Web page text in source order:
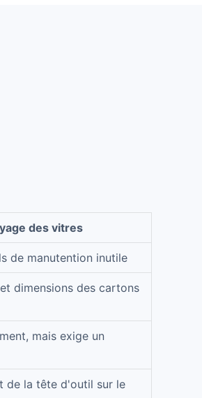
des vitres
de manutention inutile
dimensions des cartons
mais exige un
de la tête d'outil sur le